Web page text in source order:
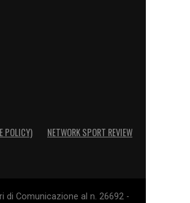
POLICY) NETWORK SPORT REVIEW
di Comunicazione al n. 26692 -